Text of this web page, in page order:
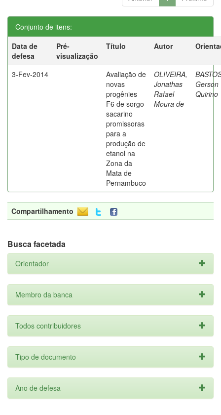
Conjunto de itens:
Data de
defesa
Pré-
visualização
Título Autor
3-Fev-2014
Avaliação de
novas
progênies
F6 de sorgo
sacarino
promissoras
para a
produção de
etanol na
Zona da
Mata de
Pernambuco
OLIVEIRA,
Jonathas
Rafael
Moura de
Gerson
Quirino
Compartilhamento
Busca facetada
Orientador
Membro da banca
Todos contribuidores
Tipo de documento
Ano de defesa